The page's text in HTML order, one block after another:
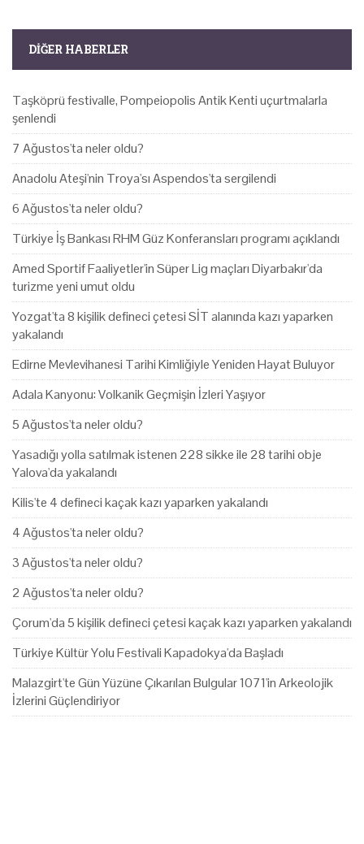
DIĞER HABERLER
Taşköprü festivalle, Pompeiopolis Antik Kenti uçurtmalarla
şenlendi
7 Ağustos'ta neler oldu?
Anadolu Ateşi'nin Troya'sı Aspendos'ta sergilendi
6 Ağustos'ta neler oldu?
Türkiye İş Bankası RHM Güz Konferansları programı açıklandı
Amed Sportif Faaliyetler'in Süper Lig maçları Diyarbakır'da
turizme yeni umut oldu
Yozgat'ta 8 kişilik defineci çetesi SİT alanında kazı yaparken
yakalandı
Edirne Mevlevihanesi Tarihi Kimliğiyle Yeniden Hayat Buluyor
Adala Kanyonu: Volkanik Geçmişin İzleri Yaşıyor
5 Ağustos'ta neler oldu?
Yasadığı yolla satılmak istenen 228 sikke ile 28 tarihi obje
Yalova'da yakalandı
Kilis'te 4 defineci kaçak kazı yaparken yakalandı
4 Ağustos'ta neler oldu?
3 Ağustos'ta neler oldu?
2 Ağustos'ta neler oldu?
Çorum'da 5 kişilik defineci çetesi kaçak kazı yaparken yakalandı
Türkiye Kültür Yolu Festivali Kapadokya'da Başladı
Malazgirt'te Gün Yüzüne Çıkarılan Bulgular 1071'in Arkeolojik
İzlerini Güçlendiriyor